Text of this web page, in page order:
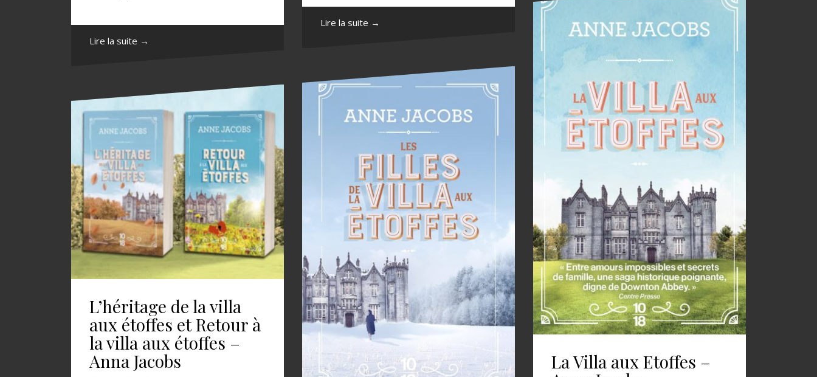
Lire la suite →
Lire la suite →
L’héritage de la villa
aux étoffes et Retour à
la villa aux étoffes –
Anna Jacobs
La Villa aux Etoffes –